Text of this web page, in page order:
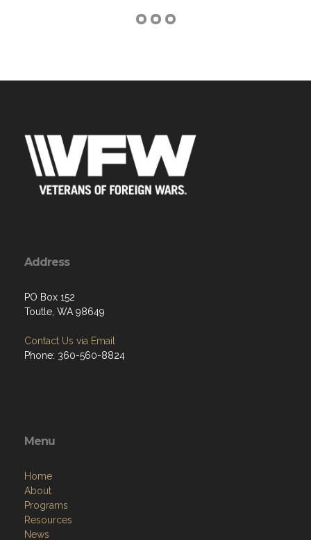
Address
PO Box 152
Toutle, WA 98649
Contact Us via Email
Phone: 360-560-8824
Menu
Home
About
Programs
Resources
News